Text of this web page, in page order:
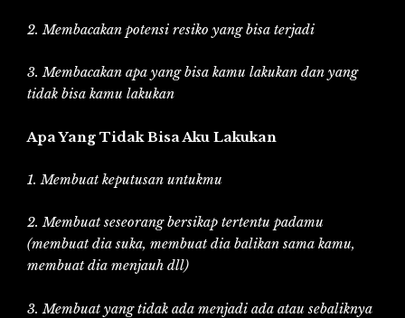
2. Membacakan potensi resiko yang bisa terjadi
3. Membacakan apa yang bisa kamu lakukan dan yang
tidak bisa kamu lakukan
Apa Yang Tidak Bisa Aku Lakukan
1. Membuat keputusan untukmu
2. Membuat seseorang bersikap tertentu padamu
(membuat dia suka, membuat dia balikan sama kamu,
membuat dia menjauh dll)
3. Membuat yang tidak ada menjadi ada atau sebaliknya